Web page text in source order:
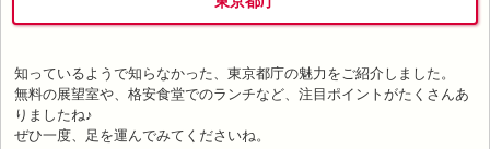
知っているようで知らなかった、東京都庁の魅力をご紹介しました。
無料の展望室や、格安食堂でのランチなど、注目ポイントがたくさんあ
りましたね♪
ぜひ一度、足を運んでみてくださいね。